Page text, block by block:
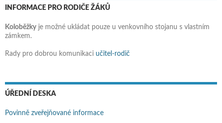
INFORMACE PRO RODIČE ŽÁKŮ
Koloběžkyje možné ukládat pouze u venkovního stojanu s vlastním
zámkem.
Rady pro dobrou komunikaci učitel-rodič
ÚŘEDNÍ DESKA
Povinně zveřejňované informace